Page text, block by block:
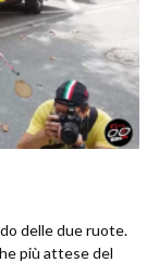
delle due ruote.
più attese del